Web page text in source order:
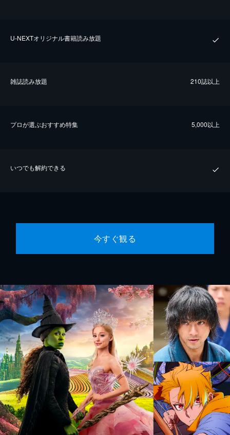
U-NEXTオリジナル書籍読み放題
雑誌読み放題 210誌以上
プロが選ぶおすすめ特集 5,000以上
いつでも解約できる
今すぐ観る